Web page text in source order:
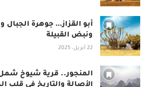
أبو القزاز… جوهرة الجبال
ونبض القبيلة
22 أبريل، 2025
المنجور.. قرية شيوخ
الأصالة والتاريخ في قلب